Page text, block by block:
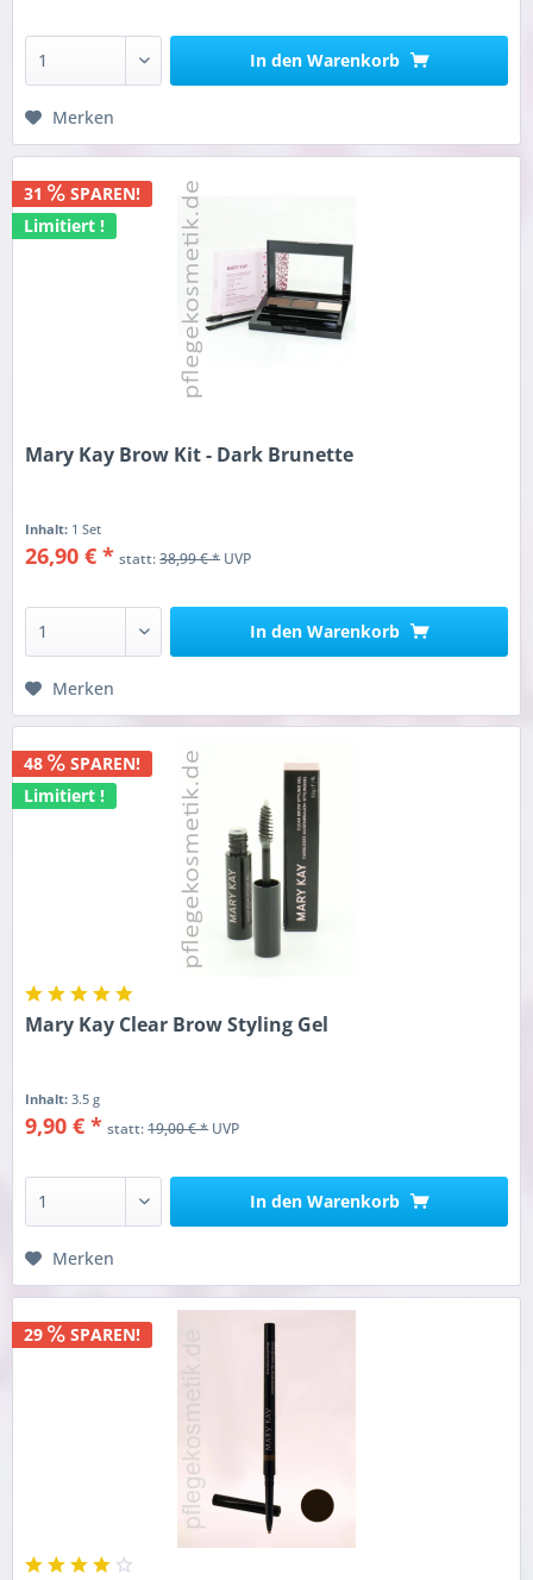
In den Warenkorb
Merken
31
SPAREN!
Limitiert !
Mary Kay Brow Kit - Dark Brunette
Inhalt: 1 Set
26,90 € * statt:38,99 € *UVP
In den Warenkorb
Merken
48
SPAREN!
Limitiert !
Mary Kay Clear Brow Styling Gel
Inhalt:3.5 g
9,90 € * statt:19,00 € *UVP
In den Warenkorb
Merken
29 SPAREN!